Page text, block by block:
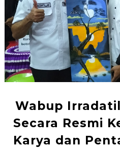
Wabup
Secara Resmi
Karya dan